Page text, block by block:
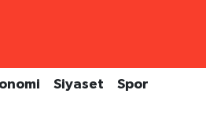
Siyaset Spor